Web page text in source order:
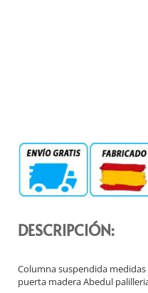
DESCRIPCIÓN:
Columna suspendida
puerta madera Abedul